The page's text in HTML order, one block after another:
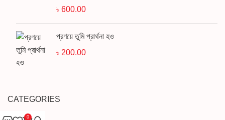
৳ 600.00
প্রণয়ে তুমি প্রার্থনা হও
৳ 200.00
CATEGORIES
0